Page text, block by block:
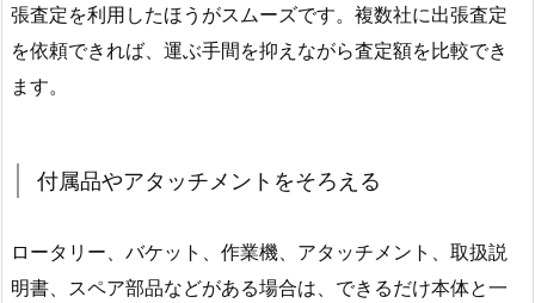
張査定を利用したほうがスムーズです。複数社に出張査定
を依頼できれば、運ぶ手間を抑えながら査定額を比較でき
ます。
付属品やアタッチメントをそろえる
ロータリー、バケット、作業機、アタッチメント、取扱説
明書、スペア部品などがある場合は、できるだけ本体と一